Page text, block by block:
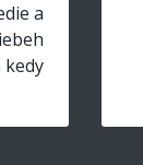
a
kedy